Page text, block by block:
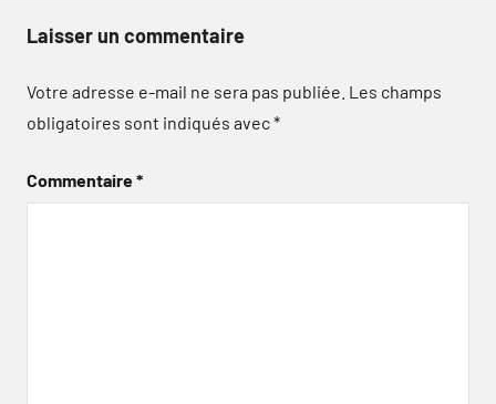
Laisser un commentaire
Votre adresse e-mail ne sera pas publiée. Les champs
obligatoires sont indiqués avec*
Commentaire*